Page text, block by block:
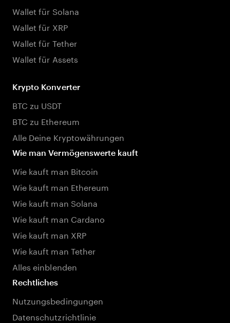
Wallet für Solana
Wallet für XRP
Wallet für Tether
Wallet für Assets
Krypto Konverter
BTC zu USDT
BTC zu Ethereum
Alle Deine Kryptowährungen
Wie man Vermögenswerte kauft
Wie kauft man Bitcoin
Wie kauft man Ethereum
Wie kauft man Solana
Wie kauft man Cardano
Wie kauft man XRP
Wie kauft man Tether
Alles einblenden
Rechtliches
Nutzungsbedingungen
Datenschutzrichtlinie